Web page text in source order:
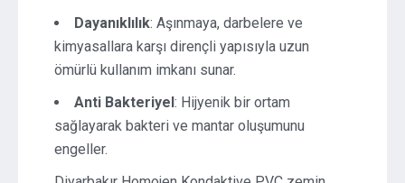
Dayanıklılık: Aşınmaya, darbelere ve
kimyasallara karşı dirençli yapısıyla uzun
ömürlü kullanım imkanı sunar.
Anti Bakteriyel: Hijyenik bir ortam
sağlayarak bakteri ve mantar oluşumunu
engeller.